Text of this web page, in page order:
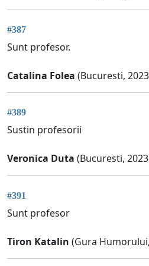
#387
Sunt profesor.
Catalina Folea (Bucuresti,
#389
Sustin profesorii
Veronica Duta (Bucuresti,
#391
Sunt profesor
Tiron Katalin (Gura